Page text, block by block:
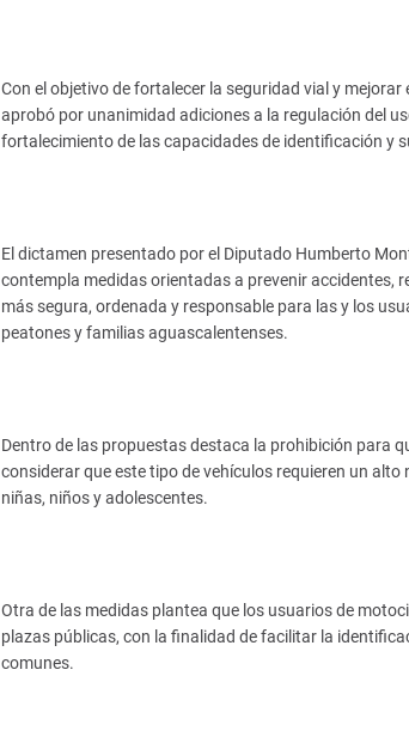
Con el objetivo de fortalecer la seguridad vial y
aprobó por unanimidad adiciones a la regulación del
fortalecimiento de las capacidades de identificación y
El dictamen presentado por el Diputado Humberto
contempla medidas orientadas a prevenir accidentes,
más segura, ordenada y responsable para las y los
peatones y familias aguascalentenses.
Dentro de las propuestas destaca la prohibición para
considerar que este tipo de vehículos requieren un
niñas, niños y adolescentes.
Otra de las medidas plantea que los usuarios de
plazas públicas, con la finalidad de facilitar la
comunes.